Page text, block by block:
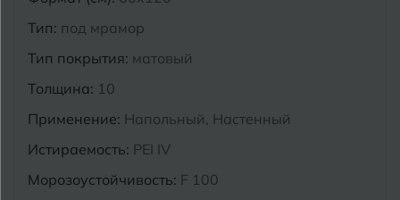
Тип: под мрамор
Тип покрытия: матовый
Толщина: 10
Применение: Напольный, Настенный
Истираемость: PEI IV
Морозоустойчивость: F 100
Майкоп
Муром